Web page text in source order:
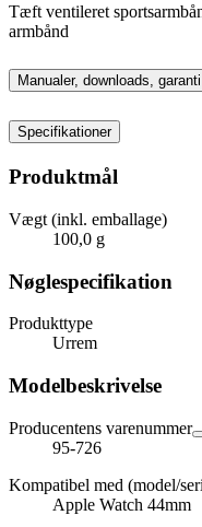
Tæft ventileret
armbånd
Manualer, downloads,
Specifikationer
Produktmål
Vægt (inkl. emballage)
100,0 g
Nøglespecifikation
Produkttype
Urrem
Modelbeskrivelse
Producentens varenummer
95-726
Kompatibel med (model/
Apple Watch 44mm